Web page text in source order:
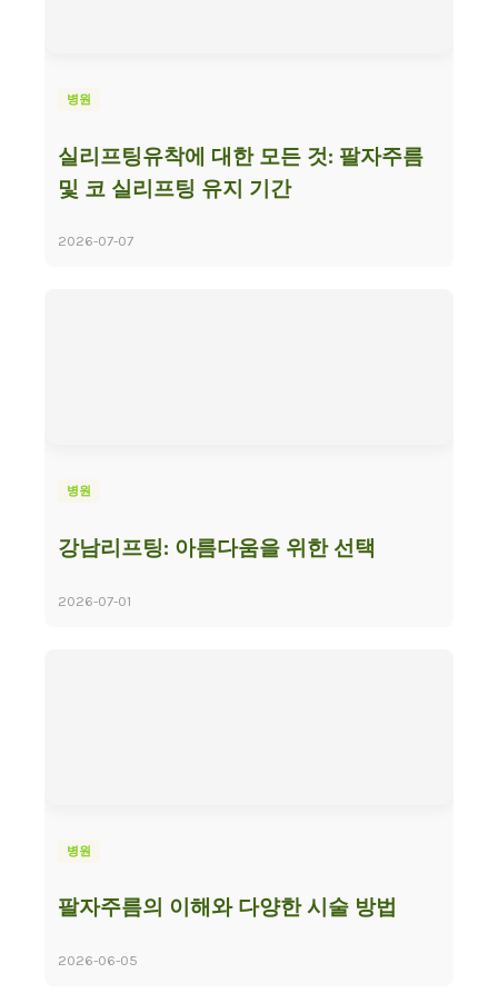
병원
실리프팅유착에 대한 모든 것: 팔자주름
및 코 실리프팅 유지 기간
2026-07-07
병원
강남리프팅: 아름다움을 위한 선택
2026-07-01
병원
팔자주름의 이해와 다양한 시술 방법
2026-06-05